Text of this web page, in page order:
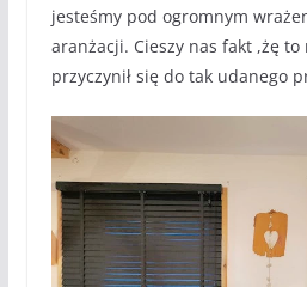
jesteśmy pod ogromnym
aranżacji. Cieszy nas fakt ,żę
przyczynił się do tak udanego